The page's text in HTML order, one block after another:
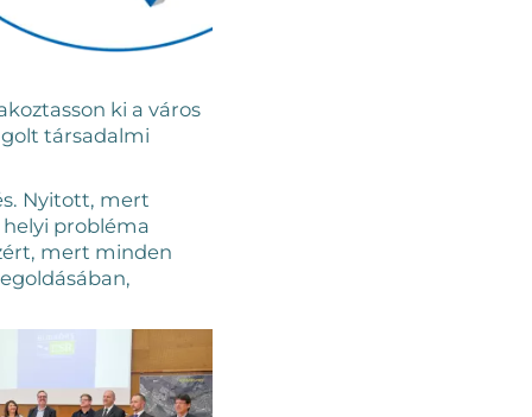
ki a város
társadalmi
Nyitott, mert
probléma
mert minden